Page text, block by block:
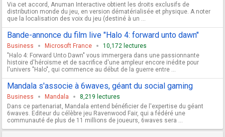
Via cet accord, Anuman Interactive obtient les droits exclusifs de
distribution monde du jeu, en version dématérialisée et physique. A noter
que la localisation des voix du jeu (destiné à un ...
Bande-annonce du film live "Halo 4: forward unto dawn"
Business Microsoft France
10,172 lectures
"Halo 4: Forward Unto Dawn" vous immergera dans une passionnante
histoire d'héroïsme et de sacrifice d'une ampleur encore inédite pour
l'univers "Halo", qui commence au début de la guerre entre ...
Mandala s'associe à 6waves, géant du social gaming
Business Mandala
8,219 lectures
Dans ce partenariat, Mandala entend bénéficier de l'expertise du géant
6waves. Editeur du célèbre jeu Ravenwood Fair, qui a fédéré une
communauté de plus de 11 millions de joueurs, 6waves sera ...